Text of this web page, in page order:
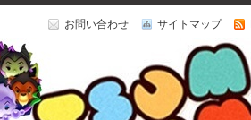
お問い合わせ サイトマップ